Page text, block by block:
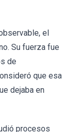
el
Su fuerza fue
de
que esa
dejaba en
procesos